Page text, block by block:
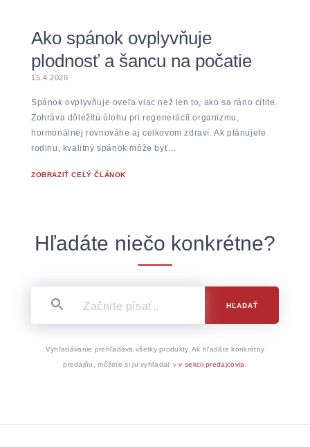
Ako spánok ovplyvňuje
plodnosť a šancu na počatie
15.4.2026
Spánok ovplyvňuje oveľa viac než len to, ako sa ráno cítite.
Zohráva dôležitú úlohu pri regenerácii organizmu,
hormonálnej rovnováhe aj celkovom zdraví. Ak plánujete
rodinu, kvalitný spánok môže byť…
ZOBRAZIŤ CELÝ ČLÁNOK
Hľadáte niečo konkrétne?
HĽADAŤ
Vyhľadávanie prehľadáva všetky produkty. Ak hľadáte konkrétny
predajňu, môžete si ju vyhľadať vv sekcii predajcovia